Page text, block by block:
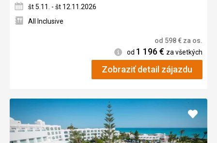
št 5.11. - št 12.11.2026
All Inclusive
od 598€ za os.
Informácie
od 1 196€ za všetkých
Zobraziť detail zájazdu
Pridať